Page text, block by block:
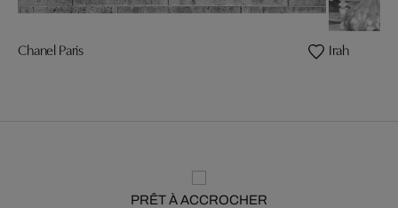
Chanel Paris Irah
PRÊT À ACCROCHER